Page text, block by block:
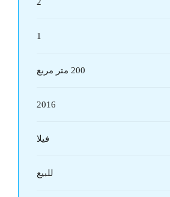
1
200 متر مربع
2016
فيلا
للبيع